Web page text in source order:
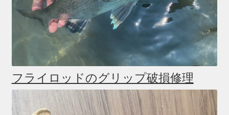
フライロッドのグリップ破損修理